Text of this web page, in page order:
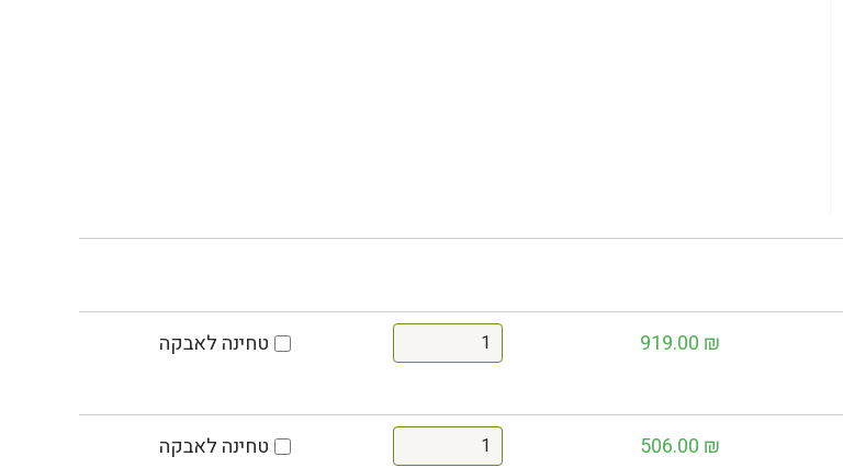
919.00 ₪
טחינה לאבקה
506.00 ₪
טחינה לאבקה